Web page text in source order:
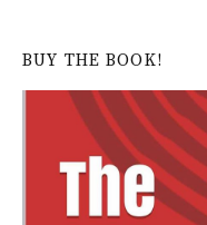
BUY THE BOOK!